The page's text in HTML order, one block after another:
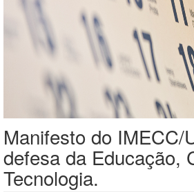
Manifesto do IMECC/
defesa da Educação,
Tecnologia.